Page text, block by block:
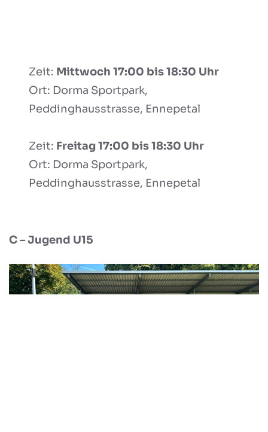
Zeit: Mittwoch 17:00 bis 18:30 Uhr
Ort: Dorma Sportpark,
Peddinghausstrasse, Ennepetal
Zeit: Freitag 17:00 bis 18:30 Uhr
Ort: Dorma Sportpark,
Peddinghausstrasse, Ennepetal
C – Jugend U15